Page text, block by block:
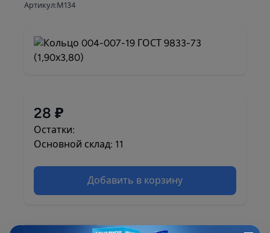
Артикул:М134
28 ₽
Остатки:
Основной склад: 11
Добавить в корзину